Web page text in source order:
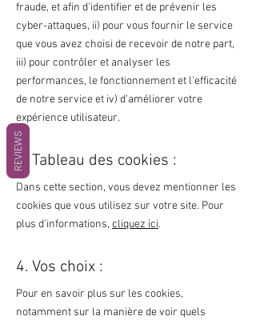
fraude, et afin d'identifier et de prévenir les
cyber-attaques, ii) pour vous fournir le service
que vous avez choisi de recevoir de notre part,
iii) pour contrôler et analyser les
performances, le fonctionnement et l'efficacité
de notre service et iv) d'améliorer votre
expérience utilisateur.
3. Tableau des cookies :
Dans cette section, vous devez mentionner les
cookies que vous utilisez sur votre site. Pour
plus d'informations, cliquez ici.
4. Vos choix :
Pour en savoir plus sur les cookies,
notamment sur la manière de voir quels
REVIEWS